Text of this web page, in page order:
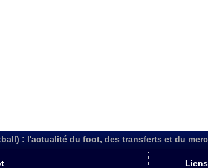
: l'actualité du foot, des transferts et du